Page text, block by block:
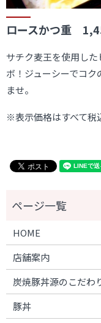
ロースかつ重
サチク麦王を使用し
ボ！ジューシーでコ
ませ。
※表示価格はすべて税
HOME
店舗案内
炭焼豚丼源のこだわ
豚丼